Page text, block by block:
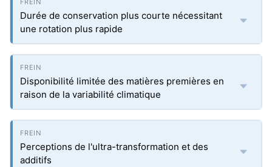
Durée de conservation plus courte nécessitant
une rotation plus rapide
Disponibilité limitée des matières premières en
raison de la variabilité climatique
Perceptions de l'ultra-transformation et des
additifs